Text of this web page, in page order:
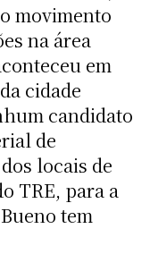
movimento
na área
em
cidade
candidato
de
locais de
TRE, para a
tem